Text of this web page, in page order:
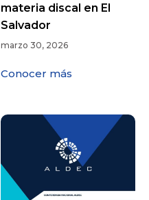
materia discal en El
Salvador
marzo 30, 2026
Conocer más